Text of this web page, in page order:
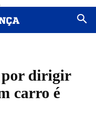
por dirigir
carro é